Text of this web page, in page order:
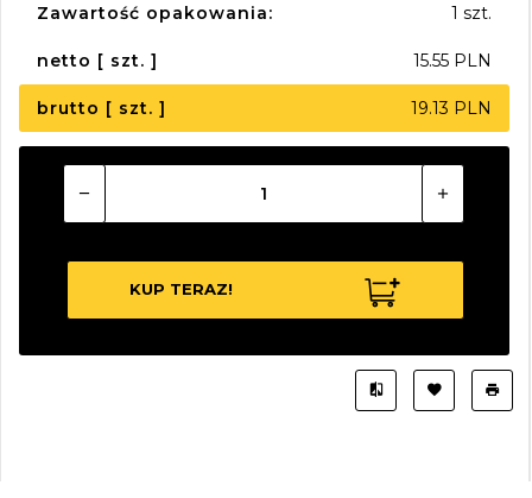
Zawartość opakowania: 1 szt.
netto [ szt. ] 15.55 PLN
brutto [ szt. ] 19.13 PLN
KUP TERAZ!